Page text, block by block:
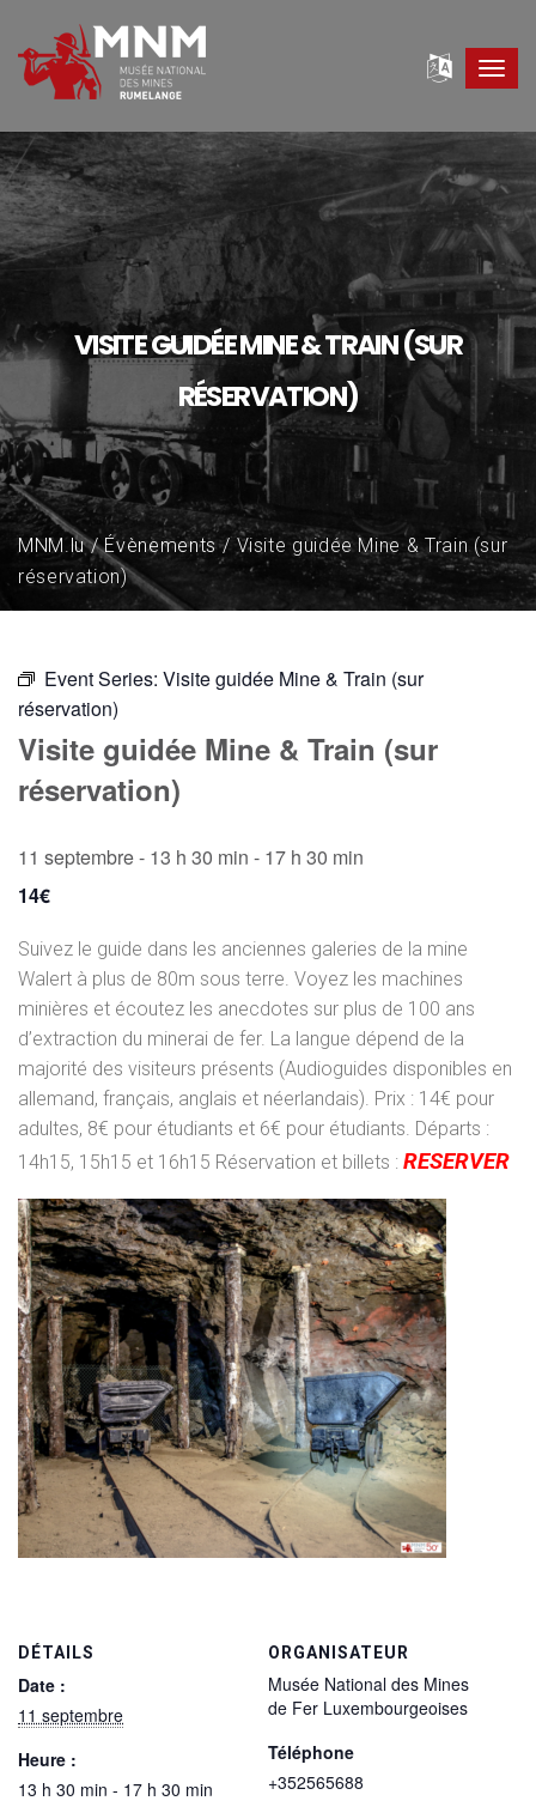
VISITE GUIDÉE MINE & TRAIN (SUR
RÉSERVATION)
MNM.lu Évènements
Visite guidée Mine & Train (sur
réservation)
Event Series: Visite guidée Mine & Train (sur
réservation)
Visite guidée Mine & Train (sur
réservation)
11 septembre - 13 h 30 min - 17 h 30 min
14€
Suivez le guide dans les anciennes galeries de la mine
Walert à plus de 80m sous terre. Voyez les machines
minières et écoutez les anecdotes sur plus de 100 ans
d’extraction du minerai de fer. La langue dépend de la
majorité des visiteurs présents (Audioguides disponibles en
allemand, français, anglais et néerlandais). Prix : 14€ pour
adultes, 8€ pour étudiants et 6€ pour étudiants. Départs :
14h15, 15h15 et 16h15 Réservation et billets : RESERVER
DÉTAILS
Date :
11 septembre
Heure :
13 h 30 min - 17 h 30 min
ORGANISATEUR
Musée National des Mines
de Fer Luxembourgeoises
Téléphone
+352565688